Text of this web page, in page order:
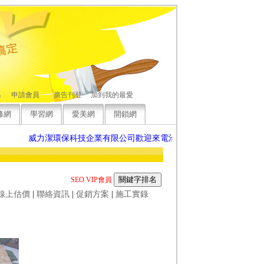
申請會員 廣告刊登 加到我的最愛
網 學習網 愛美網 開鎖網
威力潔環保科技企業有限公司歡迎來電洽詢，竭誠為您服務
SEO VIP會員
上估價 聯絡資訊| 促銷方案 施工實錄